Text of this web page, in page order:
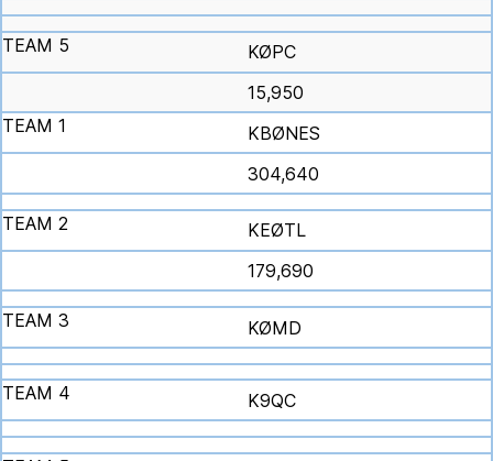
KØPC
15,950
KBØNES
304,640
KEØTL
179,690
KØMD
K9QC